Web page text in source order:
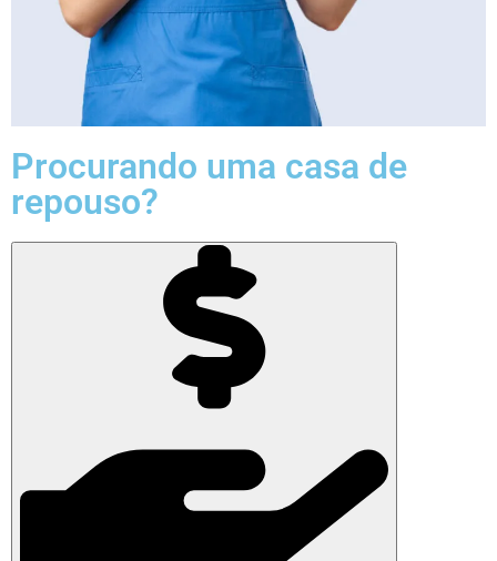
Procurando uma casa de
repouso?